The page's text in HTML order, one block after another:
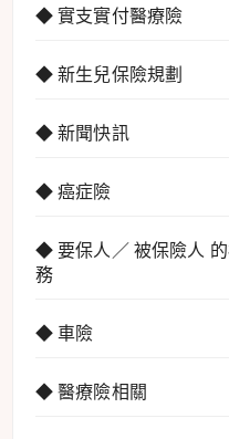
◆ 實支實付醫療險
◆ 新生兒保險規劃
◆ 新聞快訊
◆ 癌症險
◆ 要保人／ 被保險人
務
◆ 車險
◆ 醫療險相關